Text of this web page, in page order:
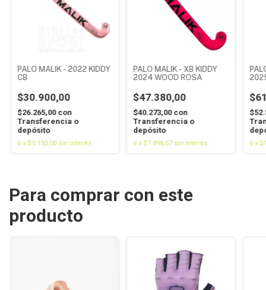
PALO MALIK - 2022 KIDDY
CB
$30.900,00
$26.265,00 con
Transferencia o
depósito
6 x$5.150,00 sin interés
PALO MALIK - XB KIDDY
2024 WOOD ROSA
$47.380,00
$40.273,00 con
Transferencia o
depósito
6 x$7.896,67 sin interés 6 x
Para comprar con este
producto